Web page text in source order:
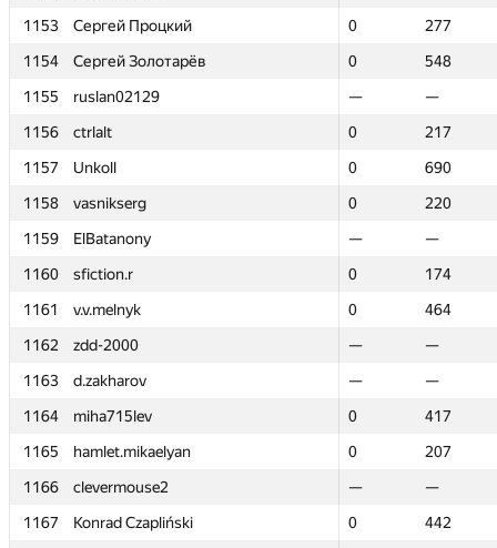
1153
Сергей Процкий 0
277
1154
Сергей Золотарёв 0
548
1155
ruslan02129 —
—
1156
ctrlalt 0
217
1157
Unkoll 0
690
1158
vasnikserg 0
220
1159
ElBatanony —
—
1160
sfiction.r 0
174
1161
v.v.melnyk 0
464
1162
zdd-2000 —
—
1163
d.zakharov —
—
1164
miha715lev 0
417
1165
hamlet.mikaelyan 0
207
1166
clevermouse2 —
—
1167
Konrad Czapliński 0
442
1153
Сергей Процкий 0
277
1154
Сергей Золотарёв 0
548
1155
ruslan02129 —
—
1156
ctrlalt 0
217
1157
Unkoll 0
690
1158
vasnikserg 0
220
1159
ElBatanony —
—
1160
sfiction.r 0
174
1161
v.v.melnyk 0
464
1162
zdd-2000 —
—
1163
d.zakharov —
—
1164
miha715lev 0
417
1165
hamlet.mikaelyan 0
207
1166
clevermouse2 —
—
1167
Konrad Czapliński 0
442